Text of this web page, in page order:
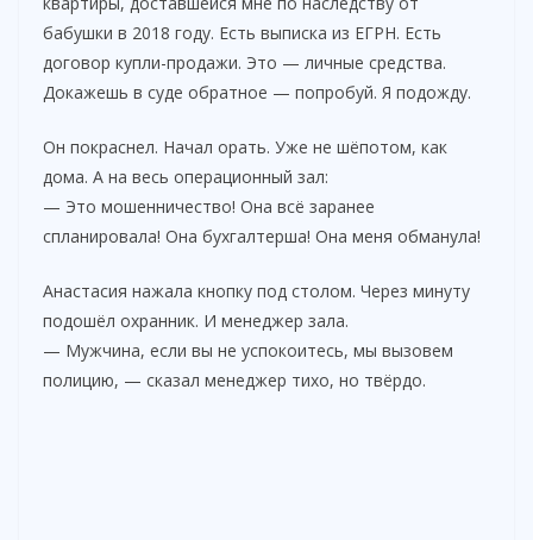
бабушки в 2018 году. Есть выписка из ЕГРН. Есть
договор купли-продажи. Это — личные средства.
Докажешь в суде обратное — попробуй. Я подожду.
Он покраснел. Начал орать. Уже не шёпотом, как
дома. А на весь операционный зал:
— Это мошенничество! Она всё заранее
спланировала! Она бухгалтерша! Она меня обманула!
Анастасия нажала кнопку под столом. Через минуту
подошёл охранник. И менеджер зала.
— Мужчина, если вы не успокоитесь, мы вызовем
полицию, — сказал менеджер тихо, но твёрдо.